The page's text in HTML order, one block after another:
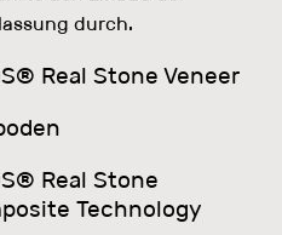
durch.
Real Stone Veneer
Real Stone
Technology